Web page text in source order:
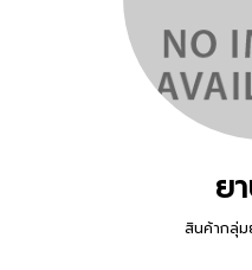
ย
สินค้ากลุ่ม